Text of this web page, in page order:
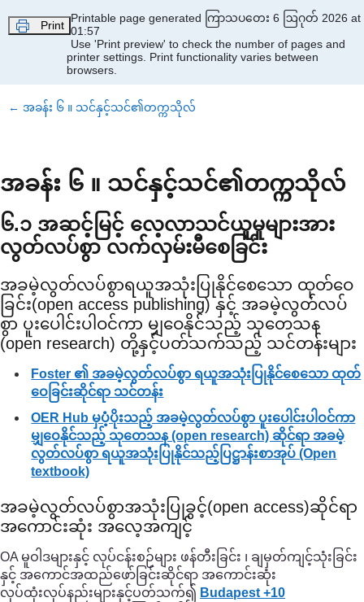
Print
Printable page generated ကြာသပတေး 6 ဩဂုတ် 2026 at
01:57
Use 'Print preview' to check the number of pages and
printer settings. Print functionality varies between
browsers.
← အခန်း ၆ ။ သင်နှင့်သင်၏တက္ကသိုလ်
အခန်း ၆ ။ သင်နှင့်သင်၏တက္ကသိုလ်
၆.၁ အဆင့်မြင့် လေ့လာသင်ယူမှုများအား
လွတ်လပ်စွာ လက်လှမ်းမီစေခြင်း
အခမဲ့လွတ်လပ်စွာရယူအသုံးပြုနိုင်စေသော ထုတ်ဝေ
ခြင်း(open access publishing) နှင့် အခမဲ့လွတ်လပ်
စွာ ပူးပေါင်းပါဝင်ကာ မျှဝေနိုင်သည့် သုတေသန
(open research) တို့နှင့်ပတ်သက်သည့် သင်တန်းများ
Foster ၏ အခမဲ့လွတ်လပ်စွာ ရယူအသုံးပြုနိုင်စေသော ထုတ်
ဝေခြင်းဆိုင်ရာ သင်တန်း
OER Hub မှပံ့ပိုးသည့် အခမဲ့လွတ်လပ်စွာ ပူးပေါင်းပါဝင်ကာ
မျှဝေနိုင်သည့် သုတေသန (open research) ဆိုင်ရာ အခမဲ့
လွတ်လပ်စွာ ရယူအသုံးပြုနိုင်သည့်ပြဋ္ဌာန်းစာအုပ် (Open
textbook)
အခမဲ့လွတ်လပ်စွာအသုံးပြုခွင့်(open access)ဆိုင်ရာ
အကောင်းဆုံး အလေ့အကျင့်
OA မူဝါဒများနှင့် လုပ်ငန်းစဉ်များ ဖန်တီးခြင်း ၊ ချမှတ်ကျင့်သုံးခြင်း
နှင့် အကောင်အထည်ဖော်ခြင်းဆိုင်ရာ အကောင်းဆုံး
လုပ်ထုံးလုပ်နည်းများနှင့်ပတ်သက်၍ Budapest +10